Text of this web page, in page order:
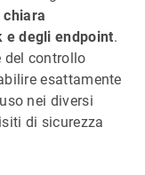
chiara
e degli endpoint.
del controllo
esattamente
nei diversi
di sicurezza